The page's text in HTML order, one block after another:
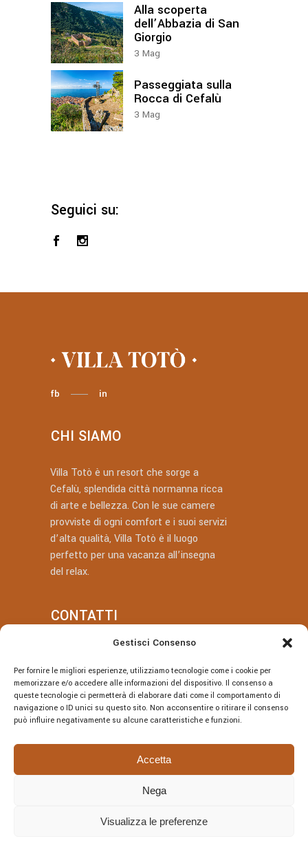
Gestisci Consenso
Per fornire le migliori esperienze, utilizziamo tecnologie come i cookie per
memorizzare e/o accedere alle informazioni del dispositivo. Il consenso a
queste tecnologie ci permetterà di elaborare dati come il comportamento di
navigazione o ID unici su questo sito. Non acconsentire o ritirare il consenso
può influire negativamente su alcune caratteristiche e funzioni.
Accetta
Nega
Visualizza le preferenze
Alla scoperta
dell’Abbazia di San
Giorgio
3 Mag
Passeggiata sulla
Rocca di Cefalù
3 Mag
Seguici su:
fb in
CHI SIAMO
Villa Totò è un resort che sorge a
Cefalù, splendida città normanna ricca
di arte e bellezza. Con le sue camere
provviste di ogni comfort e i suoi servizi
d’alta qualità, Villa Totò è il luogo
perfetto per una vacanza all’insegna
del relax.
CONTATTI
villatotocefalu@gmail.com
Via Vitaliano Brancati, 50, Cefalù
© Villa Totò P.Iva: 06614230826 – CIR:
IT082027A1JRBF2V6U | DESIGNED BY